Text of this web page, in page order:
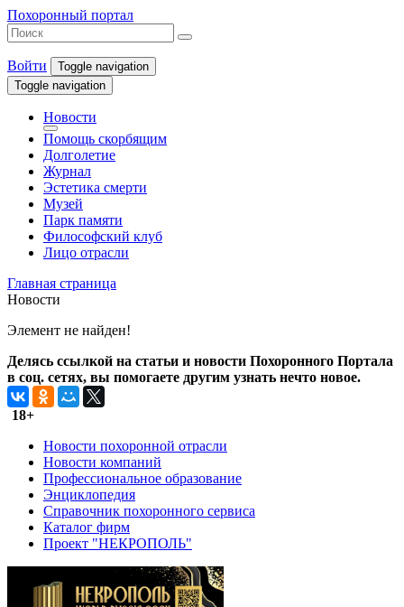
Похоронный портал
Войти
Toggle navigation
Toggle navigation
Новости
Помощь скорбящим
Долголетие
Журнал
Эстетика смерти
Музей
Парк памяти
Философский клуб
Лицо отрасли
Главная страница
Новости
Элемент не найден!
Делясь ссылкой на статьи и новости Похоронного Портала
в соц. сетях, вы помогаете другим узнать нечто новое.
18+
Новости похоронной отрасли
Новости компаний
Профессиональное образование
Энциклопедия
Справочник похоронного сервиса
Каталог фирм
Проект "НЕКРОПОЛЬ"